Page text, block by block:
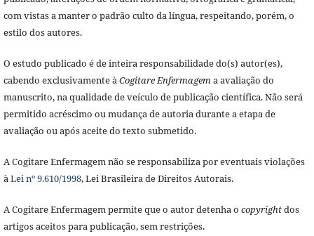
com vistas a manter o padrão culto da língua, respeitando, porém, o
estilo dos autores.
O estudo publicado é de inteira responsabilidade do(s) autor(es),
cabendo exclusivamente àCogitare Enfermagema avaliação do
manuscrito, na qualidade de veículo de publicação científica. Não será
permitido acréscimo ou mudança de autoria durante a etapa de
avaliação ou após aceite do texto submetido.
A Cogitare Enfermagem não se responsabiliza por eventuais violações
àLei nº 9.610/1998, Lei Brasileira de Direitos Autorais.
A Cogitare Enfermagem permite que o autor detenha o copyrightdos
artigos aceitos para publicação, sem restrições.